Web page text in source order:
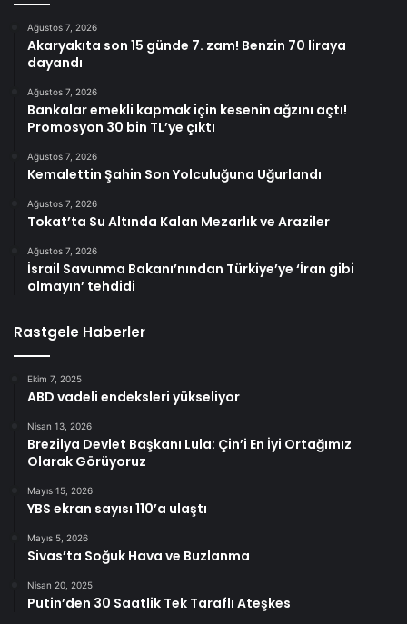
Ağustos 7, 2026
Akaryakıta son 15 günde 7. zam! Benzin 70 liraya
dayandı
Ağustos 7, 2026
Bankalar emekli kapmak için kesenin ağzını açtı!
Promosyon 30 bin TL’ye çıktı
Ağustos 7, 2026
Kemalettin Şahin Son Yolculuğuna Uğurlandı
Ağustos 7, 2026
Tokat’ta Su Altında Kalan Mezarlık ve Araziler
Ağustos 7, 2026
İsrail Savunma Bakanı’nından Türkiye’ye ‘İran gibi
olmayın’ tehdidi
Rastgele Haberler
Ekim 7, 2025
ABD vadeli endeksleri yükseliyor
Nisan 13, 2026
Brezilya Devlet Başkanı Lula: Çin’i En İyi Ortağımız
Olarak Görüyoruz
Mayıs 15, 2026
YBS ekran sayısı 110’a ulaştı
Mayıs 5, 2026
Sivas’ta Soğuk Hava ve Buzlanma
Nisan 20, 2025
Putin’den 30 Saatlik Tek Taraflı Ateşkes